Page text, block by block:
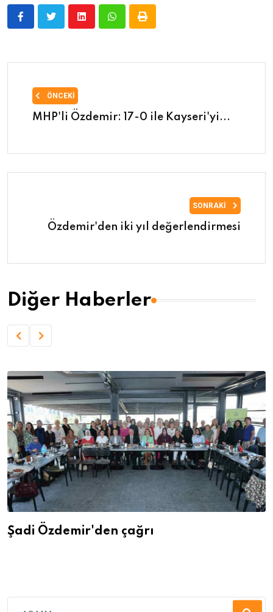
ÖNCEKI
MHP'li Özdemir: 17-0 ile Kayseri'yi...
SONRAKI
Özdemir'den iki yıl değerlendirmesi
Diğer Haberler
Şadi Özdemir'den çağrı